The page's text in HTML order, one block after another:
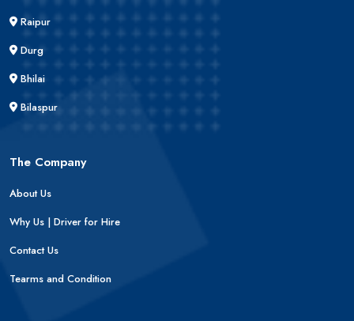
Raipur
Durg
Bhilai
Bilaspur
The Company
About Us
Why Us | Driver for Hire
Contact Us
Tearms and Condition